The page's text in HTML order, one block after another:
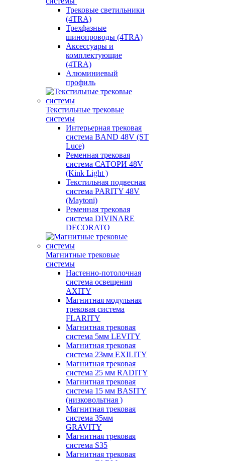
Трековые светильники
(4TRA)
Трехфазные
шинопроводы (4TRA)
Аксессуары и
комплектующие
(4TRA)
Алюминиевый
профиль
Текстильные трековые
системы
Интерьерная трековая
система BAND 48V (ST
Luce)
Ременная трековая
система САТОРИ 48V
(Kink Light )
Текстильная подвесная
система PARITY 48V
(Maytoni)
Ременная трековая
система DIVINARE
DECORATO
Магнитные трековые
системы
Настенно-потолочная
система освещения
AXITY
Магнитная модульная
трековая система
FLARITY
Магнитная трековая
система 5мм LEVITY
Магнитная трековая
система 23мм EXILITY
Магнитная трековая
система 25 мм RADITY
Магнитная трековая
система 15 мм BASITY
(низковольтная )
Магнитная трековая
система 35мм
GRAVITY
Магнитная трековая
система S35
Магнитная трековая